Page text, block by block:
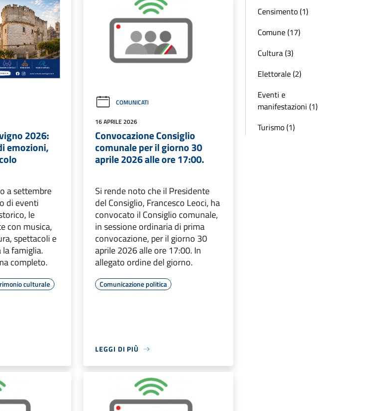
2026:
emozioni,
a settembre
di eventi
le
con musica,
spettacoli e
famiglia.
completo.
culturale
COMUNICATI
16 APRILE 2026
Convocazione Consiglio
comunale per il giorno 30
aprile 2026 alle ore 17:00.
Si rende noto che il Presidente
del Consiglio, Francesco Leoci, ha
convocato il Consiglio comunale,
in sessione ordinaria di prima
convocazione, per il giorno 30
aprile 2026 alle ore 17:00. In
allegato ordine del giorno.
Comunicazione politica
LEGGI DI PIÙ
Censimento (1)
Comune (17)
Cultura (3)
Elettorale (2)
Eventi e
manifestazioni (1)
Turismo (1)